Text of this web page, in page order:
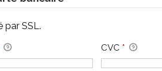
par SSL.
CVC *